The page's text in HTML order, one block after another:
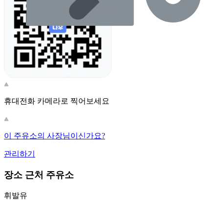
휴대전화 카메라로 찍어보세요
이 주유소의 사장님이신가요?
관리하기
장소 근처 주유소
휘발유